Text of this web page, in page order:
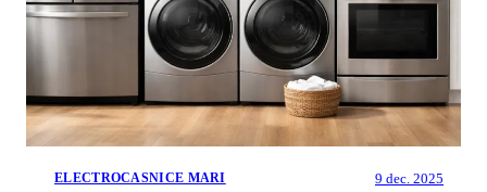
ELECTROCASNICE MARI 9 dec. 2025